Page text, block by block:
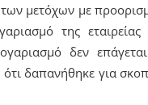
μετόχων με
της
δεν
δαπανήθηκε για